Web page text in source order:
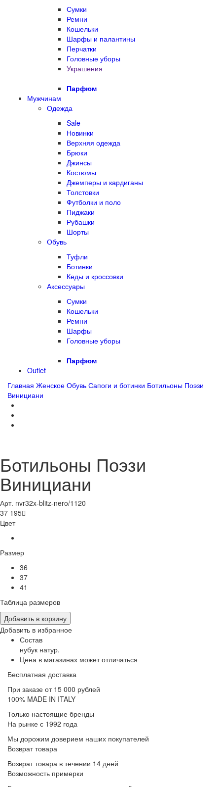
Сумки
Ремни
Кошельки
Шарфы и палантины
Перчатки
Головные уборы
Украшения
Парфюм
Мужчинам
Одежда
Sale
Новинки
Верхняя одежда
Брюки
Джинсы
Костюмы
Джемперы и кардиганы
Толстовки
Футболки и поло
Пиджаки
Рубашки
Шорты
Обувь
Туфли
Ботинки
Кеды и кроссовки
Аксессуары
Сумки
Кошельки
Ремни
Шарфы
Головные уборы
Парфюм
Outlet
Главная Женское Обувь Сапоги и ботинки Ботильоны Поэзи
Винициани
Ботильоны Поэзи
Винициани
Арт. nvr32x-blitz-nero/1120
37 195
Цвет
Размер
36
37
41
Таблица размеров
Добавить в корзину
Добавить в избранное
Состав
нубук натур.
Цена в магазинах может отличаться
Бесплатная доставка
При заказе от 15 000 рублей
100% MADE IN ITALY
Только настоящие бренды
На рынке с 1992 года
Мы дорожим доверием наших покупателей
Возврат товара
Возврат товара в течении 14 дней
Возможность примерки